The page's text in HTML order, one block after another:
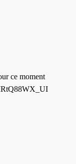
ce moment